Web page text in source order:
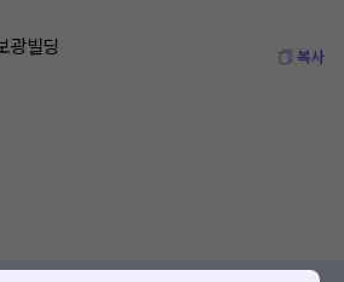
광빌딩 복사